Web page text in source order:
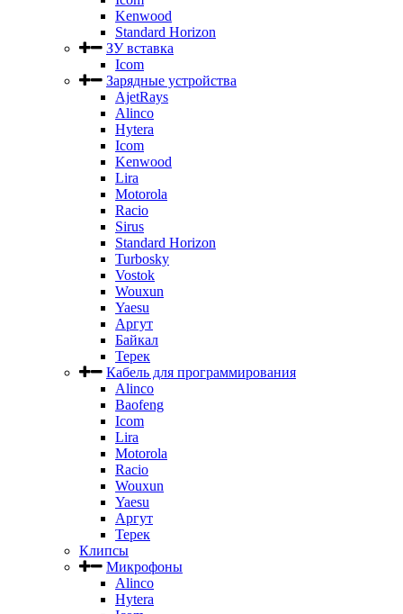
Kenwood
Standard Horizon
ЗУ вставка
Icom
Зарядные устройства
AjetRays
Alinco
Hytera
Icom
Kenwood
Lira
Motorola
Racio
Sirus
Standard Horizon
Turbosky
Vostok
Wouxun
Yaesu
Аргут
Байкал
Терек
Кабель для программирования
Alinco
Baofeng
Icom
Lira
Motorola
Racio
Wouxun
Yaesu
Аргут
Терек
Клипсы
Микрофоны
Alinco
Hytera